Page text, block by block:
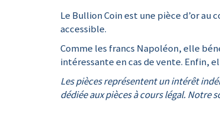
Le Bullion Coin est une pièce d’or
accessible.
Comme les francs Napoléon, elle
intéressante en cas de vente. Enfin,
Les pièces représentent un intérêt
dédiée aux pièces à cours légal. Notre